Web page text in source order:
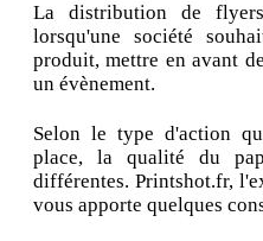
La distribution de
lorsqu'une société
produit, mettre en avant
un évènement.
Selon le type d'action
place, la qualité du
différentes. Printshot.fr,
vous apporte quelques